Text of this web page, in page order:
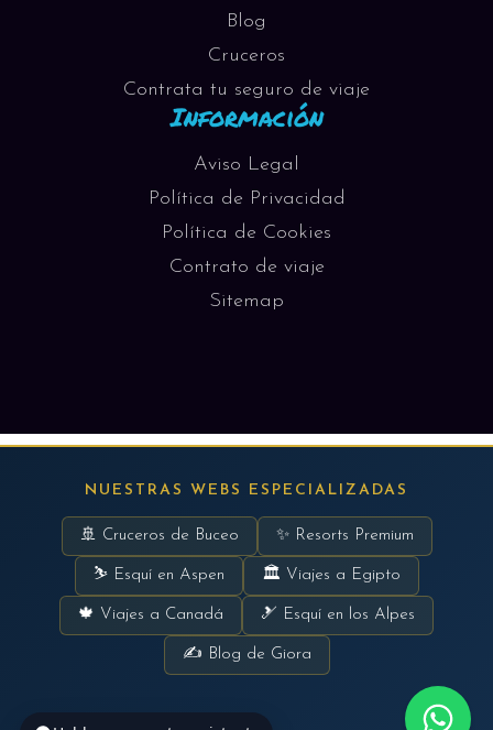
Blog
Cruceros
Contrata tu seguro de viaje
Información
Aviso Legal
Política de Privacidad
Política de Cookies
Contrato de viaje
Sitemap
NUESTRAS WEBS ESPECIALIZADAS
🚢 Cruceros de Buceo ✨ Resorts Premium
⛷ Esquí en Aspen 🏛 Viajes a Egipto
🍁 Viajes a Canadá 🎿 Esquí en los Alpes
✍ Blog de Giora